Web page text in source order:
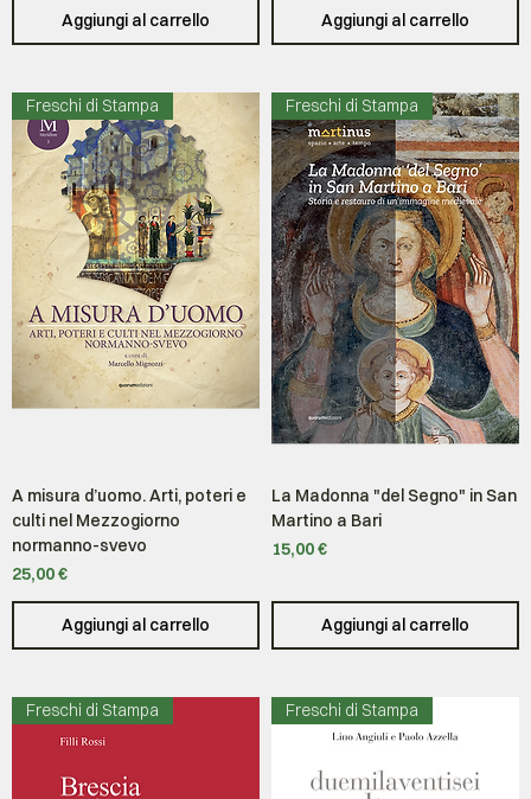
Aggiungi al carrello Aggiungi al carrello
Freschi di Stampa
A misura d’uomo. Arti, poteri e
culti nel Mezzogiorno
normanno-svevo
Prezzo
25,00 €
Aggiungi al carrello
Freschi di Stampa
La Madonna "del Segno" in San
Martino a Bari
Prezzo
15,00 €
Aggiungi al carrello
Freschi di Stampa Freschi di Stampa